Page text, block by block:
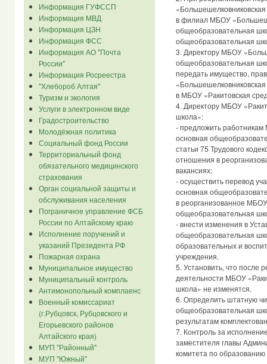
Информация ГУФССП
Информация МВД
Информация ЦЗН
Информация ФСС
Информация АО "Почта
России"
Информация Росреестра
"Хлебороб Алтая"
Туризм и экология
Услуги в электронном виде
Градостроительство
Молодёжная политика
Социальный фонд России
Территориальный фонд
обязательного медицинского
страхования
Орган социальной защиты и
обслуживания населения
Пограничное управление ФСБ
России по Алтайскому краю
Исполнение поручений и
указаний Президента РФ
Пожарная охрана
Муниципальное имущество
Муниципальный контроль
Антимонопольный комплаенс
Военный комиссариат
(г.Рубцовск, Рубцовского и
Егорьевского районов
Алтайского края)
МУП "Районный"
МУП "Южный"
в филиал МБОУ
общеобразовательная
общеобразовательная
3. Директору МБОУ
общеобразовательная
передать имущество,
в МБОУ «Ракитовская
4. Директору МБОУ
школа»:
- предложить
основная
статьи 75 Трудового
отношения в
вакансиях;
- осуществить перевод
основная
в реорганизованное
общеобразовательная
- внести изменения в
общеобразовательная
образовательных и
учреждения.
5. Установить, что после
деятельности МБОУ
школа» не изменятся.
6. Определить штатную
общеобразовательная
результатам
7. Контроль за
заместителя главы
комитета по